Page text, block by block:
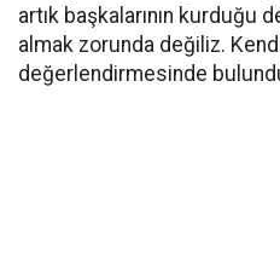
artık başkalarının kurduğu
almak zorunda değiliz.
değerlendirmesinde